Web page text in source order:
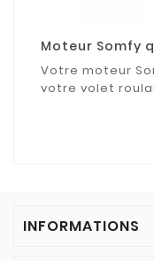
Moteur Somfy
Votre moteur
votre volet
INFORMATIONS